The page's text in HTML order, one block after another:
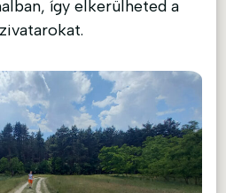
így elkerülheted a